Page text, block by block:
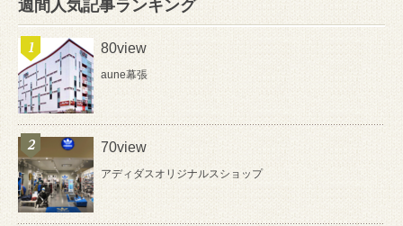
週間人気記事ランキング
80view
aune幕張
70view
アディダスオリジナルスショップ